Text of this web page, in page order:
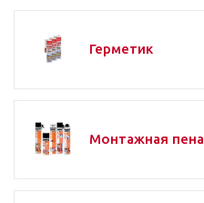
Герметик
Монтажная пена